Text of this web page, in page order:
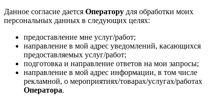
Данное согласие дается Оператору для обработки моих
персональных данных в следующих целях:
предоставление мне услуг/работ;
направление в мой адрес уведомлений, касающихся
предоставляемых услуг/работ;
подготовка и направление ответов на мои запросы;
направление в мой адрес информации, в том числе
рекламной, о мероприятиях/товарах/услугах/работах
Оператора.